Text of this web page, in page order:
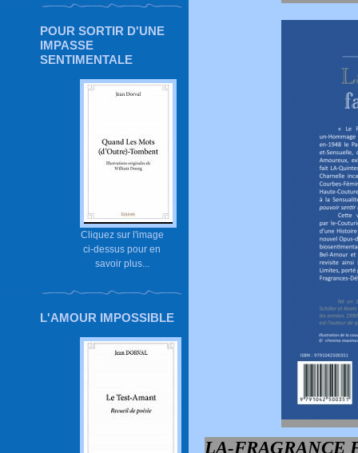
POUR SORTIR D'UNE
IMPASSE
SENTIMENTALE
Cliquez sur l'image
ci-dessus pour en
savoir plus...
L'AMOUR IMPOSSIBLE
LA-FRAGRANCE